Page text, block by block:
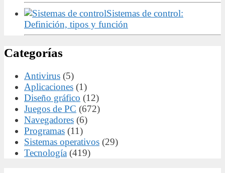
Sistemas de control:
Definición, tipos y función
Categorías
Antivirus (5)
Aplicaciones (1)
Diseño gráfico (12)
Juegos de PC (672)
Navegadores (6)
Programas (11)
Sistemas operativos (29)
Tecnología (419)